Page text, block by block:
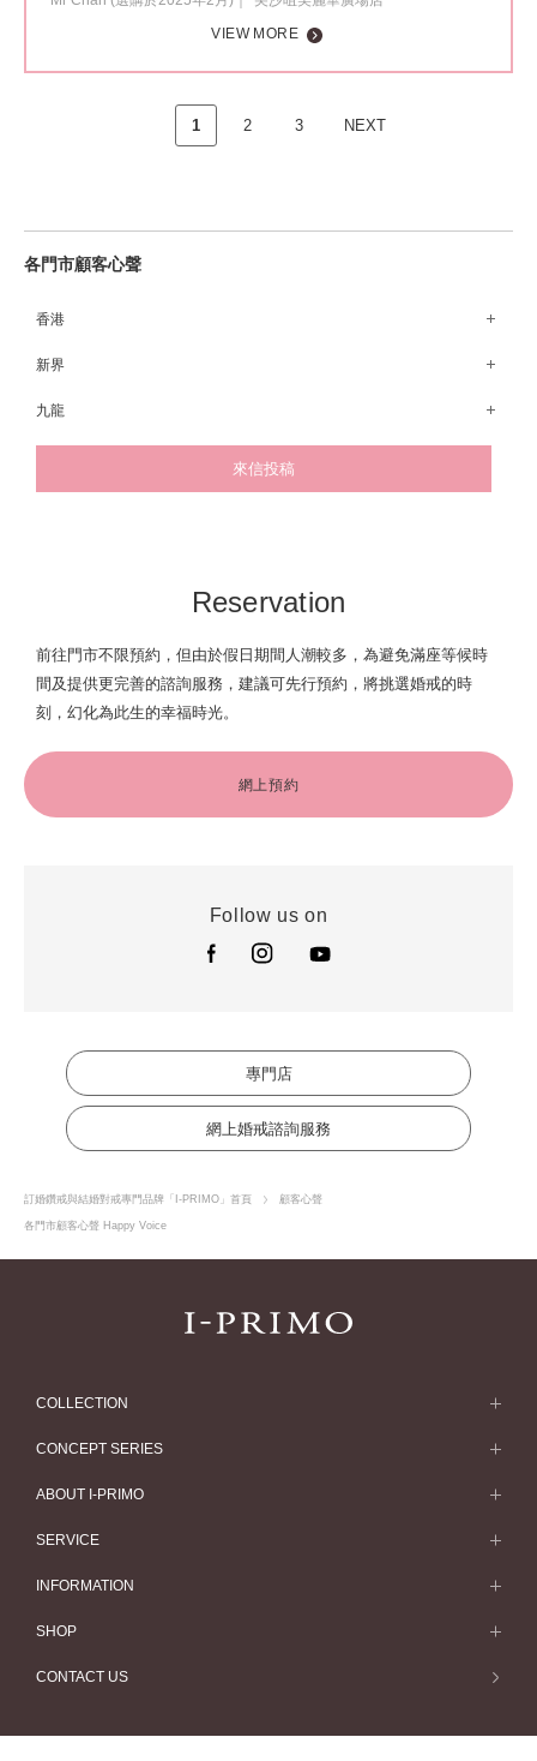
VIEW MORE
1 2 3 NEXT
各門市顧客心聲
香港
銅鑼灣Fashion Walk店
新界
荃灣荃新天地店
元朗形點店
九龍
尖沙咀美麗華廣場店
來信投稿
Reservation
前往門市不限預約，但由於假日期間人潮較多，為避免滿座等候時
間及提供更完善的諮詢服務，建議可先行預約，將挑選婚戒的時
刻，幻化為此生的幸福時光。
網上預約
Follow us on
專門店
網上婚戒諮詢服務
訂婚鑽戒與結婚對戒專門品牌「I-PRIMO」首頁 顧客心聲
各門市顧客心聲 Happy Voice
COLLECTION
求婚戒指
求婚戒指款式一覽
永恆戒指一覽
CONCEPT SERIES
Concept Series
Etoile
ABOUT I-PRIMO
ABOUT I-PRIMO
QUALITY
SERVICE
Service
訂婚戒指指南
INFORMATION
婚展情報
常見疑問
SHOP
專門店
CONTACT US